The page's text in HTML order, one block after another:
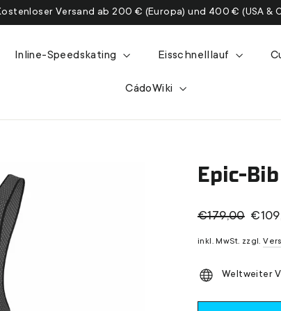
Versand ab 200 € (Europa) und 400 € (USA &
Inline-Speedskating Eisschnelllauf
CádoWiki
Epic-
Normaler
€179,00
inkl. MwSt. zzgl.
Weltweiter